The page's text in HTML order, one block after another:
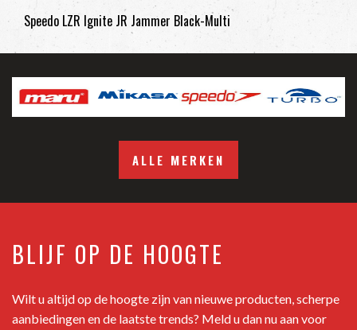
Speedo LZR Ignite JR Jammer Black-Multi
ALLE MERKEN
BLIJF OP DE HOOGTE
Wilt u altijd op de hoogte zijn van nieuwe producten, scherpe
aanbiedingen en de laatste trends? Meld u dan nu aan voor